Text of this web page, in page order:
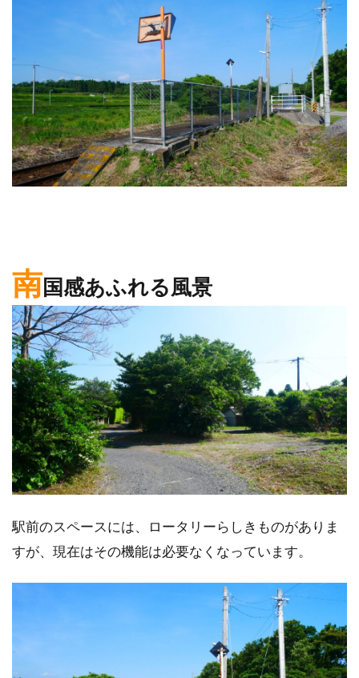
南国感あふれる風景
駅前のスペースには、ロータリーらしきものがありま
すが、現在はその機能は必要なくなっています。